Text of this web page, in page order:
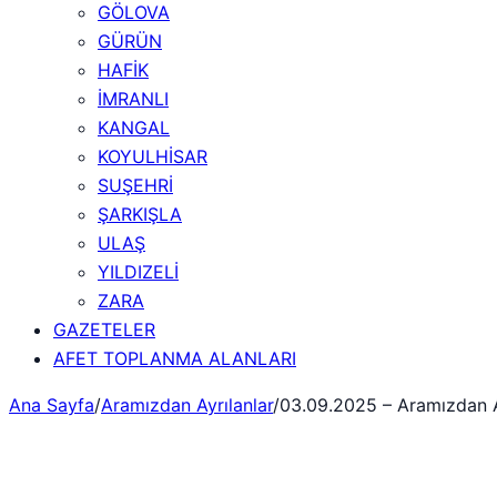
GÖLOVA
GÜRÜN
HAFİK
İMRANLI
KANGAL
KOYULHİSAR
SUŞEHRİ
ŞARKIŞLA
ULAŞ
YILDIZELİ
ZARA
GAZETELER
AFET TOPLANMA ALANLARI
Ana Sayfa/Aramızdan Ayrılanlar/03.09.2025 – Aramızdan